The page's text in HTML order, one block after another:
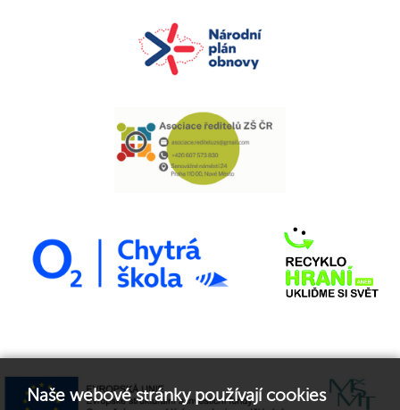
Naše webové stránky používají cookies